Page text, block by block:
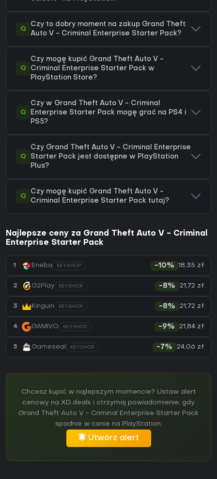
Q
Czy to dobry moment na zakup Grand Theft
Auto V - Criminal Enterprise Starter Pack?
Q
Czy mogę kupić Grand Theft Auto V -
Criminal Enterprise Starter Pack w
PlayStation Store?
Q
Czy w Grand Theft Auto V - Criminal
Enterprise Starter Pack mogę grać na PS4 i
PS5?
Q
Czy Grand Theft Auto V - Criminal Enterprise
Starter Pack jest dostępne w PlayStation
Plus?
Q
Czy mogę kupić Grand Theft Auto V -
Criminal Enterprise Starter Pack tutaj?
Najlepsze ceny za Grand Theft Auto V - Criminal
Enterprise Starter Pack
1 Eneba KEYSHOP -10% 18,35 zł
2 G2Play KEYSHOP -8% 21,72 zł
3 Kinguin KEYSHOP -8% 21,72 zł
4 GAMIVO KEYSHOP -9% 21,84 zł
5 Gameseal KEYSHOP -7% 24,06 zł
Chcesz kupić w najlepszym momencie? Ustaw alert
cenowy na XD.deals i otrzymaj powiadomienie, gdy
Grand Theft Auto V - Criminal Enterprise Starter Pack
spadnie w cenie na PlayStation.
Utwórz alert